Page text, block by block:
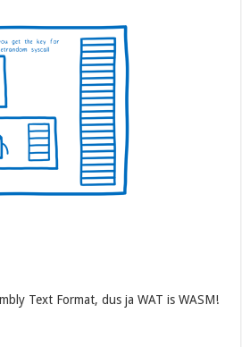
Text Format, dus ja WAT is WASM!